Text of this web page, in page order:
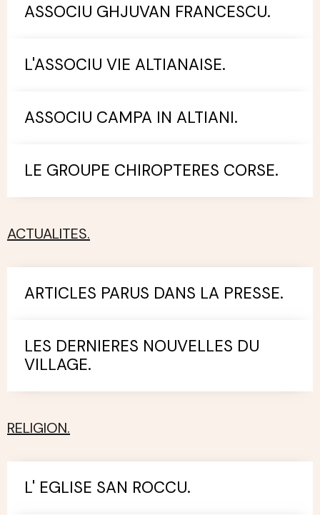
ASSOCIU GHJUVAN FRANCESCU.
L'ASSOCIU VIE ALTIANAISE.
ASSOCIU CAMPA IN ALTIANI.
LE GROUPE CHIROPTERES CORSE.
ACTUALITES.
ARTICLES PARUS DANS LA PRESSE.
LES DERNIERES NOUVELLES DU
VILLAGE.
RELIGION.
L' EGLISE SAN ROCCU.